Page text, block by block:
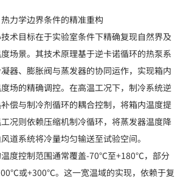
力学边界条件的精准重构
术目标在于实验室条件下精确复现自然界及
场景。其技术原理基于逆卡诺循环的热泵系
器、膨胀阀与蒸发器的协同运作，实现箱内
场的精确调控。在高温工况下，制冷系统逆
偿与制冷剂循环的耦合控制，将箱内温度提
况则依赖压缩机制冷循环，将蒸发器温度降
道系统将冷量均匀输送至试验空间。
温度控制范围通常覆盖-70℃至+180℃，部分
或+300℃。这一宽温域的实现，依赖于复